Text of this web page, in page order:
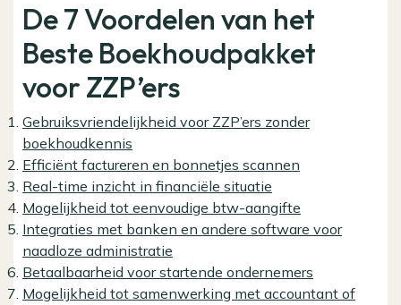
De 7 Voordelen van het
Beste Boekhoudpakket
voor ZZP’ers
Gebruiksvriendelijkheid voor ZZP’ers zonder
boekhoudkennis
Efficiënt factureren en bonnetjes scannen
Real-time inzicht in financiële situatie
Mogelijkheid tot eenvoudige btw-aangifte
Integraties met banken en andere software voor
naadloze administratie
Betaalbaarheid voor startende ondernemers
Mogelijkheid tot samenwerking met accountant of